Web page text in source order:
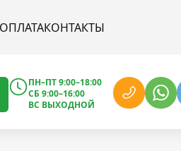
КОНТАКТЫ
ПН–ПТ 9:00–18:00
СБ 9:00–16:00
ВС ВЫХОДНОЙ